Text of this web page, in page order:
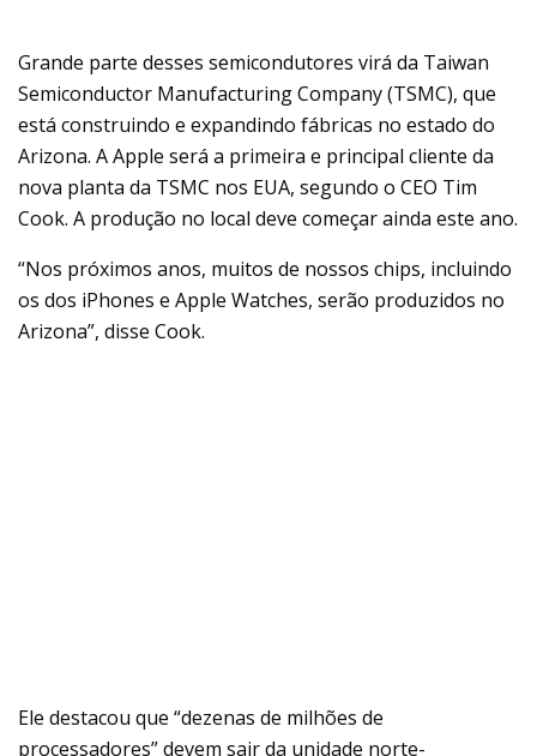
Grande parte desses semicondutores virá da Taiwan
Semiconductor Manufacturing Company (TSMC), que
está construindo e expandindo fábricas no estado do
Arizona. A Apple será a primeira e principal cliente da
nova planta da TSMC nos EUA, segundo o CEO Tim
Cook. A produção no local deve começar ainda este ano.
“Nos próximos anos, muitos de nossos chips, incluindo
os dos iPhones e Apple Watches, serão produzidos no
Arizona”, disse Cook.
Ele destacou que “dezenas de milhões de
processadores” devem sair da unidade norte-